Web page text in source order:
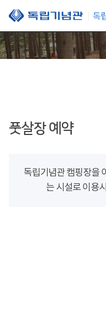
본문 바로가기
풋살장 예약
독립기념관 캠핑장을
는 시설로 이용